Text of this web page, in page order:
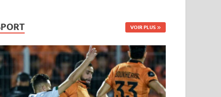
VOIR PLUS